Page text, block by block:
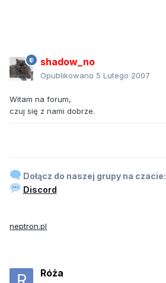
shadow_no
Opublikowano 5 Lutego 2007
Witam na forum,
czuj się z nami dobrze.
Dołącz do naszej grupy na czacie:
Discord
neptron.pl
Róża